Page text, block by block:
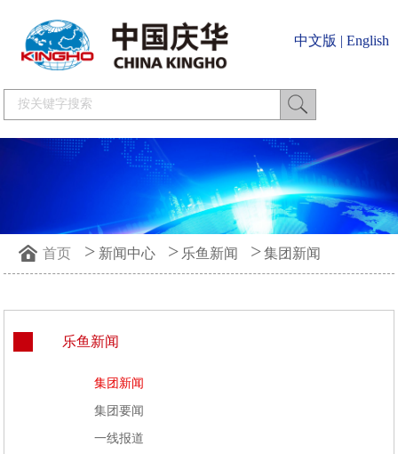
中文版 | English
首页 > 新闻中心 > 乐鱼新闻 > 集团新闻
乐鱼新闻
集团新闻
集团要闻
一线报道